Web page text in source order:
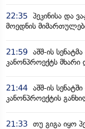
22:35 პეკინისა და
მოედნის
21:59 აშშ-ის
კანონპროექტს მხარი
21:44 აშშ-ის
კანონპროექტის
21:33 თუ გიგა იყო